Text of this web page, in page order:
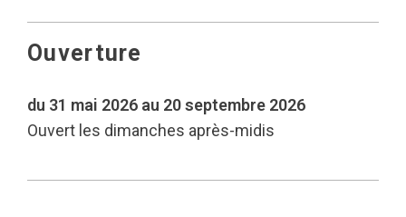
Ouverture
du 31 mai 2026 au 20 septembre 2026
Ouvert les dimanches après-midis